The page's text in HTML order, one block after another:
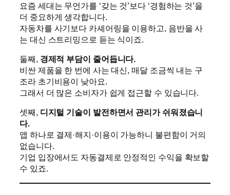
요즘 세대는 무언가를 ‘갖는 것’보다 ‘경험하는 것’을
더 중요하게 생각합니다.
자동차를 사기보다 카셰어링을 이용하고, 음반을 사
는 대신 스트리밍으로 듣는 식이죠.
둘째, 경제적 부담이 줄어듭니다.
비싼 제품을 한 번에 사는 대신, 매달 조금씩 내는 구
조라 초기비용이 낮아요.
그래서 더 많은 소비자가 쉽게 접근할 수 있습니다.
셋째, 디지털 기술이 발전하면서 관리가 쉬워졌습니
다.
앱 하나로 결제·해지·이용이 가능하니 불편함이 거의
없습니다.
기업 입장에서도 자동결제로 안정적인 수익을 확보할
수 있죠.